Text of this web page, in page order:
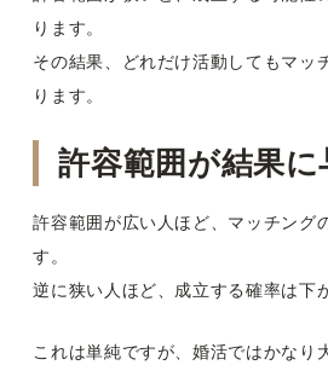
ります。
その結果、どれだけ活動してもマッ
ります。
許容範囲が結果
許容範囲が広い人ほど、マッチング
す。
逆に狭い人ほど、成立する確率は下
これは単純ですが、婚活ではかなり